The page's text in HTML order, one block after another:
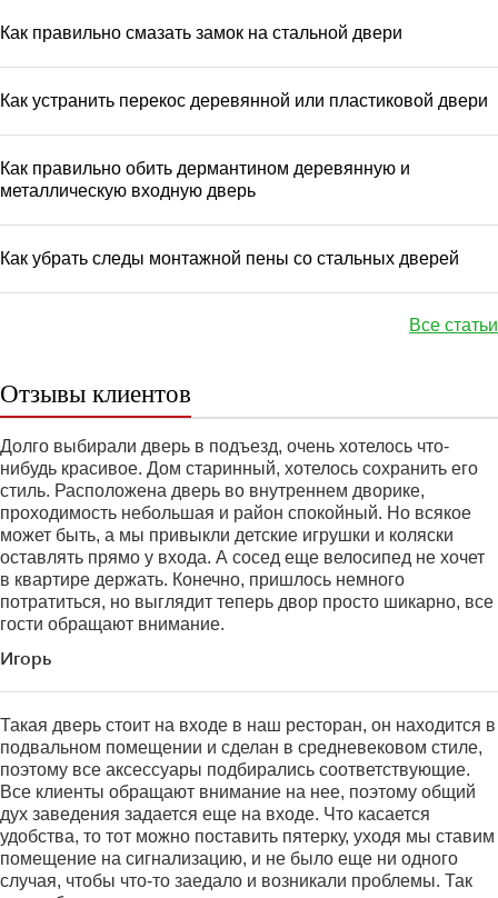
Как правильно смазать замок на стальной двери
Как устранить перекос деревянной или пластиковой двери
Как правильно обить дермантином деревянную и
металлическую входную дверь
Как убрать следы монтажной пены со стальных дверей
Все статьи
Отзывы клиентов
Долго выбирали дверь в подъезд, очень хотелось что-
нибудь красивое. Дом старинный, хотелось сохранить его
стиль. Расположена дверь во внутреннем дворике,
проходимость небольшая и район спокойный. Но всякое
может быть, а мы привыкли детские игрушки и коляски
оставлять прямо у входа. А сосед еще велосипед не хочет
в квартире держать. Конечно, пришлось немного
потратиться, но выглядит теперь двор просто шикарно, все
гости обращают внимание.
Игорь
Такая дверь стоит на входе в наш ресторан, он находится в
подвальном помещении и сделан в средневековом стиле,
поэтому все аксессуары подбирались соответствующие.
Все клиенты обращают внимание на нее, поэтому общий
дух заведения задается еще на входе. Что касается
удобства, то тот можно поставить пятерку, уходя мы ставим
помещение на сигнализацию, и не было еще ни одного
случая, чтобы что-то заедало и возникали проблемы. Так